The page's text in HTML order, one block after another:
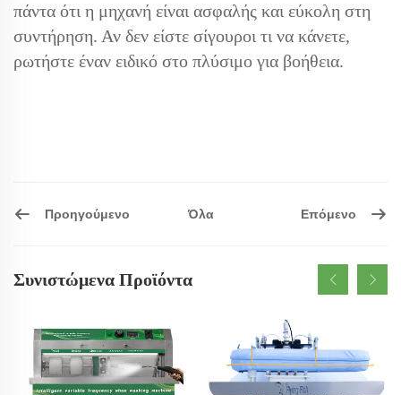
πάντα ότι η μηχανή είναι ασφαλής και εύκολη στη
συντήρηση. Αν δεν είστε σίγουροι τι να κάνετε,
ρωτήστε έναν ειδικό στο πλύσιμο για βοήθεια.
Προηγούμενο Όλα Επόμενο
Συνιστώμενα Προϊόντα